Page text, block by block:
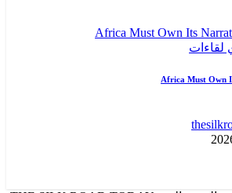
لقاءات
Africa Must Own